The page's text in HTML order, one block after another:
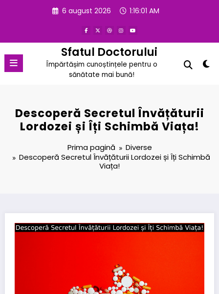
6 august 2026 1:16:02 AM
Sfatul Doctorului
Împărtășim cunoștințele pentru o
sănătate mai bună!
Descoperă Secretul Învățăturii
Lordozei și Îți Schimbă Viața!
Prima pagină
Diverse
Descoperă Secretul Învățăturii Lordozei și Îți Schimbă
Viața!